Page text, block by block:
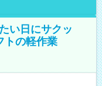
い日にサクッ
トの軽作業